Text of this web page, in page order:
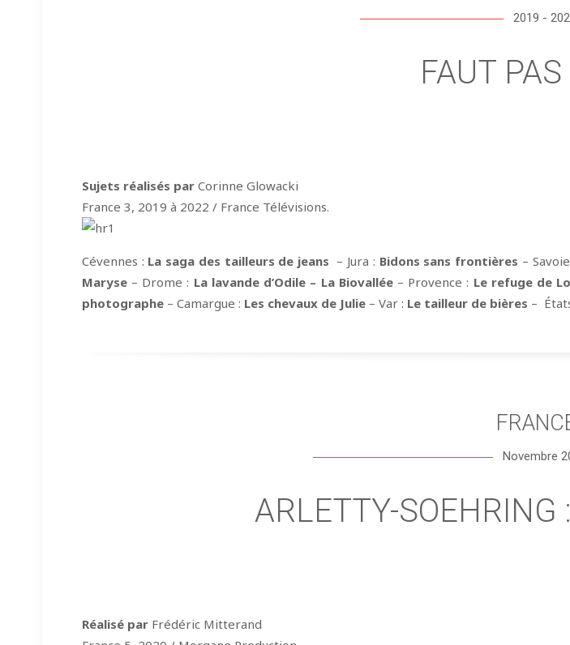
2019 -
FAUT
Sujets réalisés parCorinne Glowacki
France 3, 2019 à 2022 / France Télévisions.
Cévennes : La saga des tailleurs de jeans – Jura : Bidons sans frontières –
Maryse– Drome : La lavande d’Odile – La Biovallée– Provence : Le refuge de
photographe– Camargue : Les chevaux de Julie– Var : Le tailleur de bières –
Novembre
ARLETTY-SOEHRING
Réalisé parFrédéric Mitterand